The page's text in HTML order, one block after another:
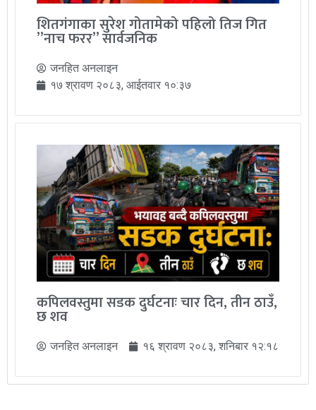
शितगंगाका सुरेश गोतामेको पहिलो तिज गित
”नाच फरर” सार्वजनिक
जनहित अनलाइन
१७ श्रावण २०८३, आईतवार १०:३७
कपिलवस्तुमा सडक दुर्घटनाः चार दिन, तीन ठाउँ,
छ शव
जनहित अनलाइन १६ श्रावण २०८३, शनिबार १२:१८